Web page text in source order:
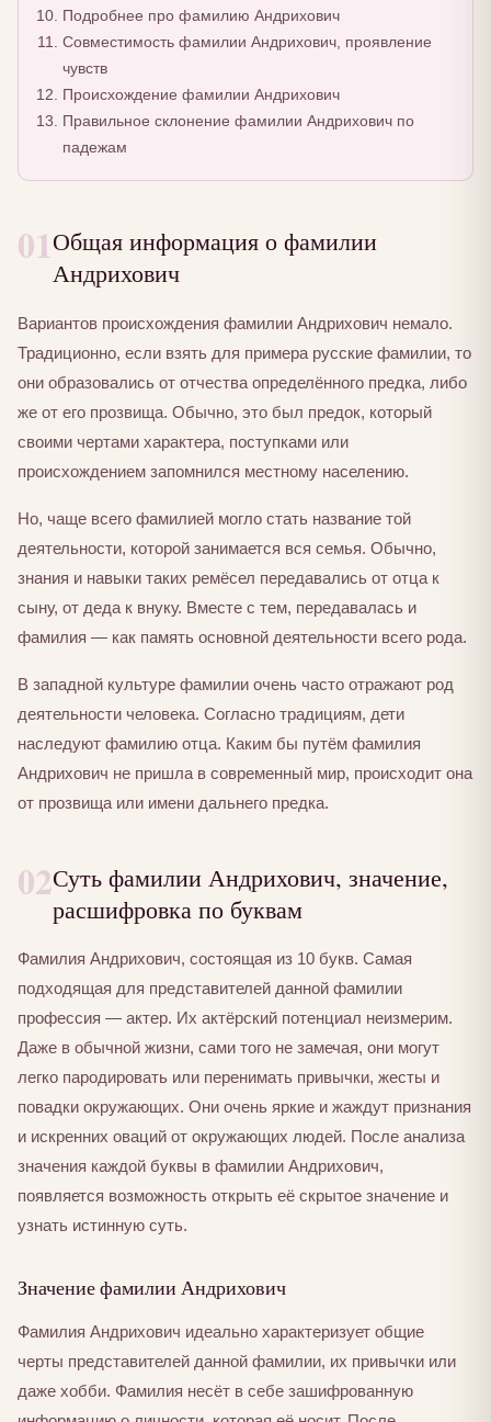
Подробнее про фамилию Андрихович
Совместимость фамилии Андрихович, проявление
чувств
Происхождение фамилии Андрихович
Правильное склонение фамилии Андрихович по
падежам
01Общая информация о фамилии
Андрихович
Вариантов происхождения фамилии Андрихович немало.
Традиционно, если взять для примера русские фамилии, то
они образовались от отчества определённого предка, либо
же от его прозвища. Обычно, это был предок, который
своими чертами характера, поступками или
происхождением запомнился местному населению.
Но, чаще всего фамилией могло стать название той
деятельности, которой занимается вся семья. Обычно,
знания и навыки таких ремёсел передавались от отца к
сыну, от деда к внуку. Вместе с тем, передавалась и
фамилия — как память основной деятельности всего рода.
В западной культуре фамилии очень часто отражают род
деятельности человека. Согласно традициям, дети
наследуют фамилию отца. Каким бы путём фамилия
Андрихович не пришла в современный мир, происходит она
от прозвища или имени дальнего предка.
02Суть фамилии Андрихович, значение,
расшифровка по буквам
Фамилия Андрихович, состоящая из 10 букв. Самая
подходящая для представителей данной фамилии
профессия — актер. Их актёрский потенциал неизмерим.
Даже в обычной жизни, сами того не замечая, они могут
легко пародировать или перенимать привычки, жесты и
повадки окружающих. Они очень яркие и жаждут признания
и искренних оваций от окружающих людей. После анализа
значения каждой буквы в фамилии Андрихович,
появляется возможность открыть её скрытое значение и
узнать истинную суть.
Значение фамилии Андрихович
Фамилия Андрихович идеально характеризует общие
черты представителей данной фамилии, их привычки или
даже хобби. Фамилия несёт в себе зашифрованную